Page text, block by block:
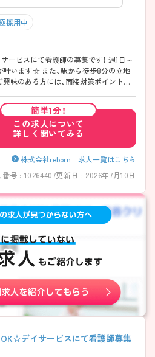
採用中
ービスにて看護師の募集です！ 週1日～
叶います☆ また、駅から徒歩8分の立地
味のある方には、面接対策ポイントな
簡単1分！
この求人について
詳しく聞いてみる
株式会社reborn 求人一覧はこちら
番号 : 10264407更新日 : 2026年7月10日
OK☆デイサービスにて看護師募集